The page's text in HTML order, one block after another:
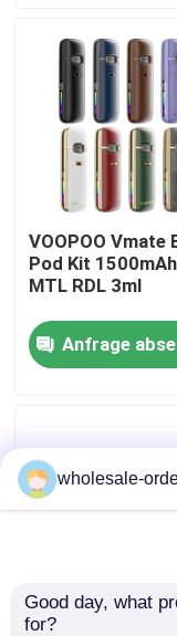
Produkte
Videos
Über uns
Fabrik-Ausflug
Fordern Sie ein
Nachfüllbare
Wegwerfhülse
VOOPOO Vmate
Pod Kit
MTL RDL 3ml
Anfrage
Voopoo Argus G
wholesale-
Good day, what
for?